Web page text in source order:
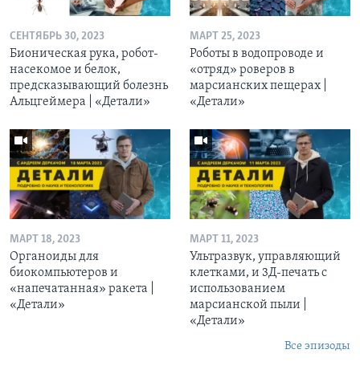
СЕНТЯБРЬ 30, 2023
Бионическая рука, робот-
насекомое и белок,
предсказывающий болезнь
Альцгеймера | «Детали»
МАРТ 25, 2023
Роботы в водопроводе и
«отряд» роверов в
марсианских пещерах |
«Детали»
МАРТ 18, 2023
Органоиды для
биокомпьютеров и
«напечатанная» ракета |
«Детали»
МАРТ 11, 2023
Ультразвук, управляющий
клетками, и 3Д-печать c
использованием
марсианской пыли |
«Детали»
Все эпизоды